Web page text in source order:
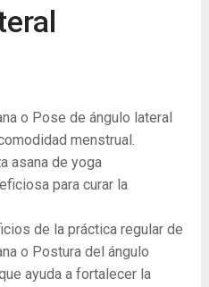
o Pose de ángulo lateral
menstrual.
asana de yoga
para curar la
de la práctica regular de
o Postura del ángulo
ayuda a fortalecer la